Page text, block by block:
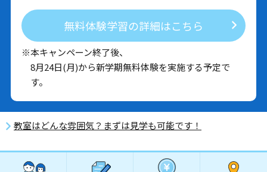
無料体験学習の詳細はこちら
※本キャンペーン終了後、
8月24日(月)から新学期無料体験を実施する予定で
す。
教室はどんな雰囲気？まずは見学も可能です！